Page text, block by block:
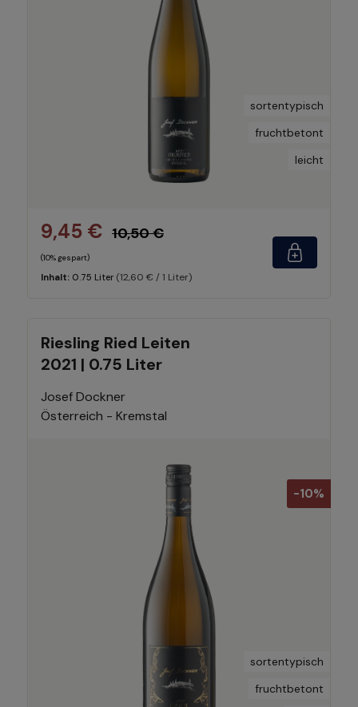
sortentypisch
fruchtbetont
leicht
9,45 € 10,50 €
(10% gespart)
Inhalt: 0.75 Liter (12,60 € / 1 Liter)
Riesling Ried Leiten
2021 | 0.75 Liter
Josef Dockner
Österreich - Kremstal
-10%
sortentypisch
fruchtbetont